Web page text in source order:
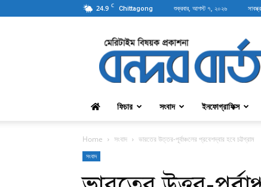
24.9 C Chittagong শুক্রবার, আগস্ট ৭, ২০২৬
বন্দরবার্তা
ফিচার সংবাদ ইনফোগ্রাফিক্স
Home সংবাদ ভারতের উত্তর-পূর্বাঞ্চলের প্রবেশদ্বার হবে চট্টগ্রাম
সংবাদ